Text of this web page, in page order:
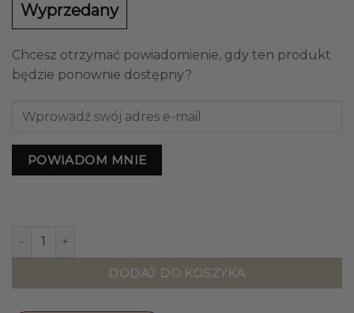
Wyprzedany
Chcesz otrzymać powiadomienie, gdy ten produkt
będzie ponownie dostępny?
POWIADOM MNIE
ilość WAZON LA Noble okrągły, szklany, transaprentno-
DODAJ DO KOSZYKA